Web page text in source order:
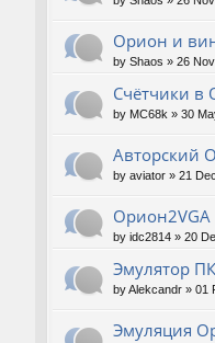
Орион и
by Shaos » 26
Счётчики в
by MC68k » 30
Авторский
by aviator » 21
Орион2VGA
by idc2814 » 20
Эмулятор
byAlekcandr » 01
Эмуляция